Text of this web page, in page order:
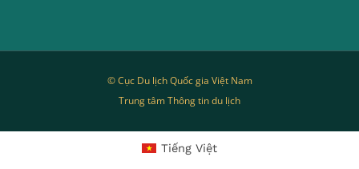
© Cục Du lịch Quốc gia Việt Nam
Trung tâm Thông tin du lịch
Tiếng Việt